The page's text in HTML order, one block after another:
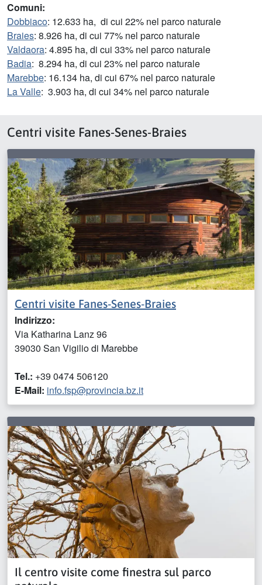
Comuni:
Dobbiaco: 12.633 ha, di cui 22% nel parco naturale
Braies: 8.926 ha, di cui 77% nel parco naturale
Valdaora: 4.895 ha, di cui 33% nel parco naturale
Badia: 8.294 ha, di cui 23% nel parco naturale
Marebbe: 16.134 ha, di cui 67% nel parco naturale
La Valle: 3.903 ha, di cui 34% nel parco naturale
Centri visite Fanes-Senes-Braies
Centri visite Fanes-Senes-Braies
Indirizzo:
Via Katharina Lanz 96
39030 San Vigilio di Marebbe
Tel.: +39 0474 506120
E-Mail: info.fsp@provincia.bz.it
Il centro visite come finestra sul parco